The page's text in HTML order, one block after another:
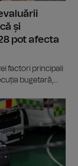
și
pot afecta
factori principali
bugetară,...